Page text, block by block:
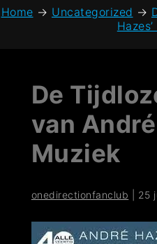
Home → Uncategorized →
De
van André
Muziek
onedirectionfanclub 25